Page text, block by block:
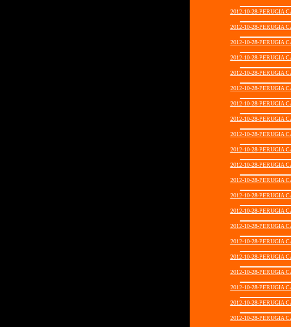
2012-10-28-PERUGIA
2012-10-28-PERUGIA
2012-10-28-PERUGIA
2012-10-28-PERUGIA
2012-10-28-PERUGIA
2012-10-28-PERUGIA
2012-10-28-PERUGIA
2012-10-28-PERUGIA
2012-10-28-PERUGIA
2012-10-28-PERUGIA
2012-10-28-PERUGIA
2012-10-28-PERUGIA
2012-10-28-PERUGIA
2012-10-28-PERUGIA
2012-10-28-PERUGIA
2012-10-28-PERUGIA
2012-10-28-PERUGIA
2012-10-28-PERUGIA
2012-10-28-PERUGIA
2012-10-28-PERUGIA
2012-10-28-PERUGIA